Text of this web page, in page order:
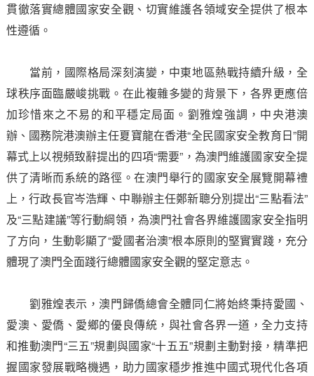
貫徹落實總體國家安全觀、切實維護各領域安全提供了根本
性遵循。
當前，國際格局深刻演變，中東地區熱戰持續升級，全
球秩序面臨嚴峻挑戰。在此複雜多變的背景下，各界更應倍
加珍惜來之不易的和平穩定局面。劉雅煌強調，中央港澳
辦、國務院港澳辦主任夏寶龍在香港“全民國家安全教育日”開
幕式上以視頻致辭提出的四項“需要”，為澳門維護國家安全提
供了清晰而系統的路徑。在澳門舉行的國家安全展覽開幕禮
上，行政長官岑浩輝、中聯辦主任鄭新聰分別提出“三點看法”
及“三點建議”等行動綱領，為澳門社會各界維護國家安全指明
了方向，生動彰顯了“愛國者治澳”根本原則的堅實實踐，充分
體現了澳門全面踐行總體國家安全觀的堅定意志。
劉雅煌表示，澳門歸僑總會全體同仁將始終秉持愛國、
愛澳、愛僑、愛鄉的優良傳統，與社會各界一道，全力支持
和推動澳門“三五”規劃與國家“十五五”規劃主動對接，精準把
握國家發展戰略機遇，助力國家穩步推進中國式現代化各項